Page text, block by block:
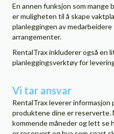
En annen funksjon som mange
er muligheten til å skape
planleggingen av
arrangementer.
RentalTrax inkluderer også en
planleggingsverktøy for
Vi tar ansvar
RentalTrax leverer informasjon
produktene dine er reserverte.
kommende måneder og lett se